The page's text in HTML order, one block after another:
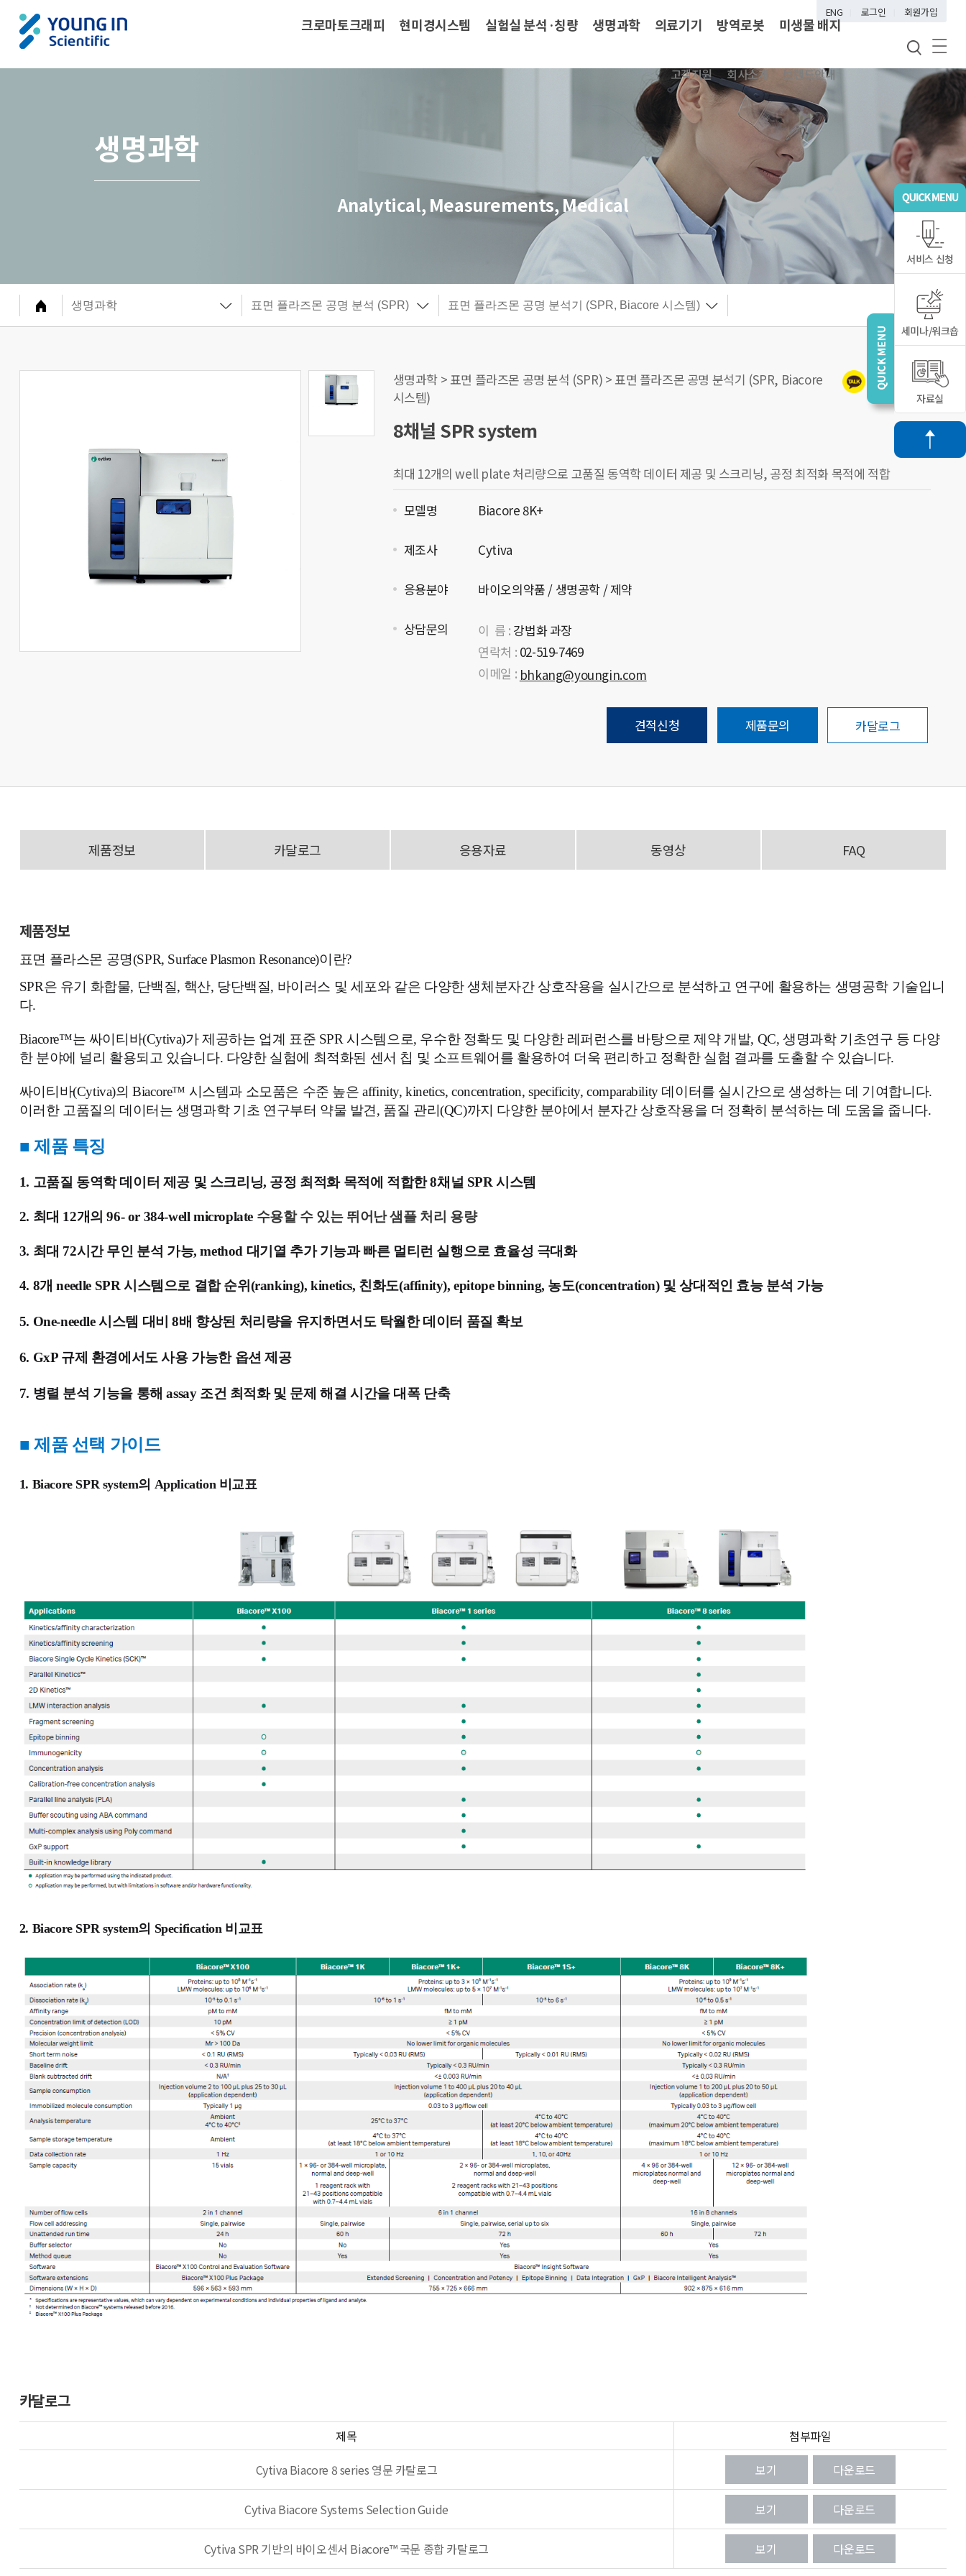
ENG 로그인 회원가입
크로마토크래피 현미경시스템 실험실 분석·칭량 생명과학 의료기기 방역로봇 미생물 배지
브랜드안내
회사소개
고객지원
서비스 신청
세미나/워크숍
자료실
생명과학
Analytical, Measurements, Medical
생명과학 > 표면 플라즈몬 공명 분석 (SPR) > 표면 플라즈몬 공명 분석기 (SPR, Biacore
시스템)
8채널 SPR system
최대 12개의 well plate 처리량으로 고품질 동역학 데이터 제공 및 스크리닝, 공정 최적화 목적에 적합
모델명 Biacore 8K+
제조사 Cytiva
응용분야 바이오의약품 / 생명공학 / 제약
상담문의 이 름 : 강법화 과장
연락처 : 02-519-7469
이메일 : bhkang@youngin.com
견적신청 제품문의 카달로그
제품정보 카달로그 응용자료 동영상 FAQ
제품정보
표면 플라스몬 공명(SPR, Surface Plasmon Resonance)이란?
SPR은 유기 화합물, 단백질, 핵산, 당단백질, 바이러스 및 세포와 같은 다양한 생체분자간 상호작용을 실시간으로 분석하고 연구에 활용하는 생명공학 기술입니
다.
Biacore™는 싸이티바(Cytiva)가 제공하는 업계 표준 SPR 시스템으로, 우수한 정확도 및 다양한 레퍼런스를 바탕으로 제약 개발, QC, 생명과학 기초연구 등 다양
한 분야에 널리 활용되고 있습니다. 다양한 실험에 최적화된 센서 칩 및 소프트웨어를 활용하여 더욱 편리하고 정확한 실험 결과를 도출할 수 있습니다.
싸이티바(Cytiva)의 Biacore™ 시스템과 소모품은 수준 높은 affinity, kinetics, concentration, specificity, comparability 데이터를 실시간으로 생성하는 데 기여합니다.
이러한 고품질의 데이터는 생명과학 기초 연구부터 약물 발견, 품질 관리(QC)까지 다양한 분야에서 분자간 상호작용을 더 정확히 분석하는 데 도움을 줍니다.
■제품 특징
1. 고품질 동역학 데이터 제공 및 스크리닝, 공정 최적화 목적에 적합한8채널 SPR 시스템
2. 최대 12개의 96- or 384-well microplate 수용할 수 있는 뛰어난 샘플 처리 용량
3. 최대 72시간 무인 분석 가능, method 대기열 추가 기능과 빠른 멀티런 실행으로 효율성 극대화
4. 8개 needle SPR 시스템으로 결합 순위(ranking), kinetics, 친화도(affinity), epitope binning, 농도(concentration) 및 상대적인 효능 분석 가능
5. One-needle 시스템 대비 8배 향상된 처리량을 유지하면서도 탁월한 데이터 품질 확보
6. GxP 규제 환경에서도 사용 가능한 옵션 제공
7. 병렬 분석 기능을 통해 assay 조건 최적화 및 문제 해결 시간을 대폭 단축
■제품 선택 가이드
1. Biacore SPR system의 Application 비교표
2. Biacore SPR system의 Specification 비교표
카달로그
제목
첨부파일
Cytiva Biacore 8 series 영문 카탈로그
보기 다운로드
Cytiva Biacore Systems Selection Guide 보기 다운로드
Cytiva SPR 기반의 바이오센서 Biacore™ 국문 종합 카탈로그 보기 다운로드